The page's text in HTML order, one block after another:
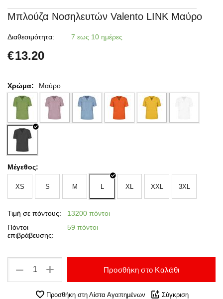
Μπλούζα Νοσηλευτών Valento LINK Μαύρο
Διαθεσιμότητα: 7 εως 10 ημέρες
€13.20
Χρώμα: Μαύρο
Μέγεθος:
XS S M L XL XXL 3XL
Τιμή σε πόντους:
13200 πόντοι
Πόντοι
επιβράβευσης:
59 πόντοι
+
− Προσθήκη στο Καλάθι
Προσθήκη στη Λίστα Αγαπημένων Σύγκριση